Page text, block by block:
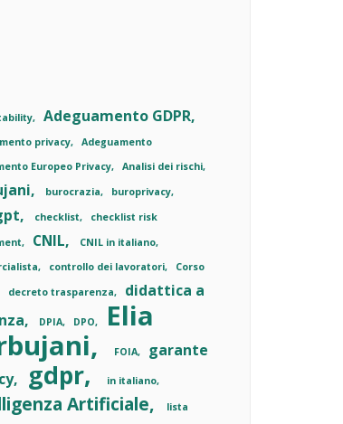
Adeguamento GDPR
privacy
Adeguamento
Europeo Privacy
Analisi dei rischi
burocrazia buroprivacy
checklist
checklist risk
CNIL
CNIL in italiano
controllo dei lavoratori
Corso
decreto trasparenza
didattica a
DPIA DPO
Elia
FOIA
garante
gdpr in italiano
Artificiale
lista